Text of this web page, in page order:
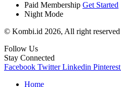
Paid Membership Get Started
Night Mode
© Kombi.id 2026, All right reserved
Follow Us
Stay Connected
Facebook Twitter Linkedin Pinterest
Home